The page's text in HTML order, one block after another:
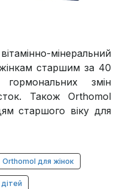
мінеральний
старшим за 40
змін
Також Orthomol
старшого віку для
Orthomol для жінок